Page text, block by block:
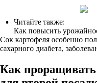
Читайте также:
Как повысить
Сок картофеля особенно
сахарного диабета,
Как